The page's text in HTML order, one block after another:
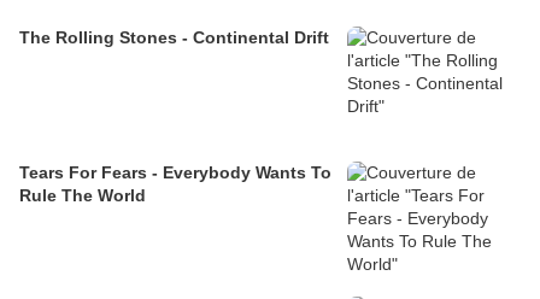
The Rolling Stones - Continental Drift
Tears For Fears - Everybody Wants To
Rule The World